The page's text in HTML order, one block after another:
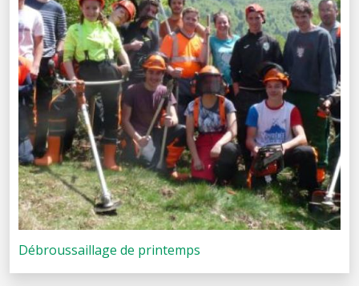
Débroussaillage de printemps